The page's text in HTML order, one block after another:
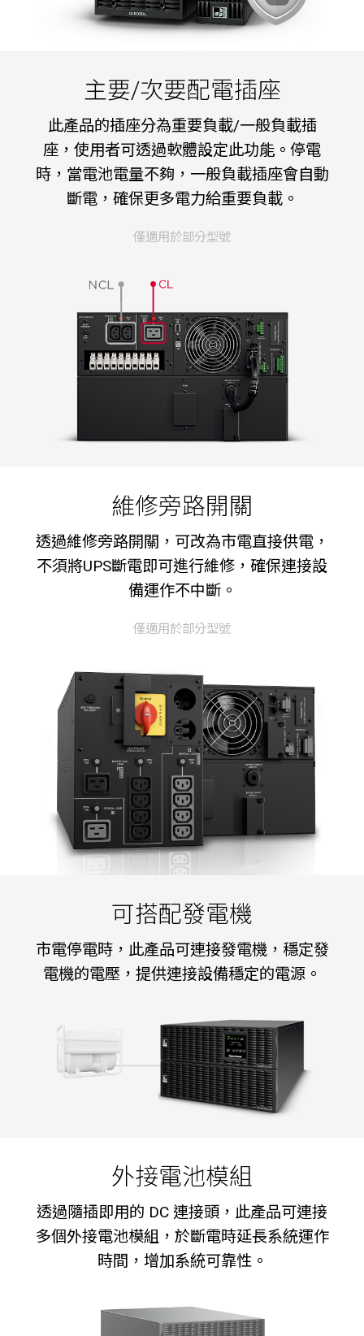
主要/次要配電插座
此產品的插座分為重要負載/一般負載插
座，使用者可透過軟體設定此功能。停電
時，當電池電量不夠，一般負載插座會自動
斷電，確保更多電力給重要負載。
僅適用於部分型號
維修旁路開關
透過維修旁路開關，可改為市電直接供電，
不須將UPS斷電即可進行維修，確保連接設
備運作不中斷。
僅適用於部分型號
可搭配發電機
市電停電時，此產品可連接發電機，穩定發
電機的電壓，提供連接設備穩定的電源。
外接電池模組
透過隨插即用的 DC 連接頭，此產品可連接
多個外接電池模組，於斷電時延長系統運作
時間，增加系統可靠性。